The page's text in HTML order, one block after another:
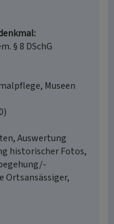
§ 8 DSchG
Museen
Auswertung
historischer Fotos,
Ortsansässiger,